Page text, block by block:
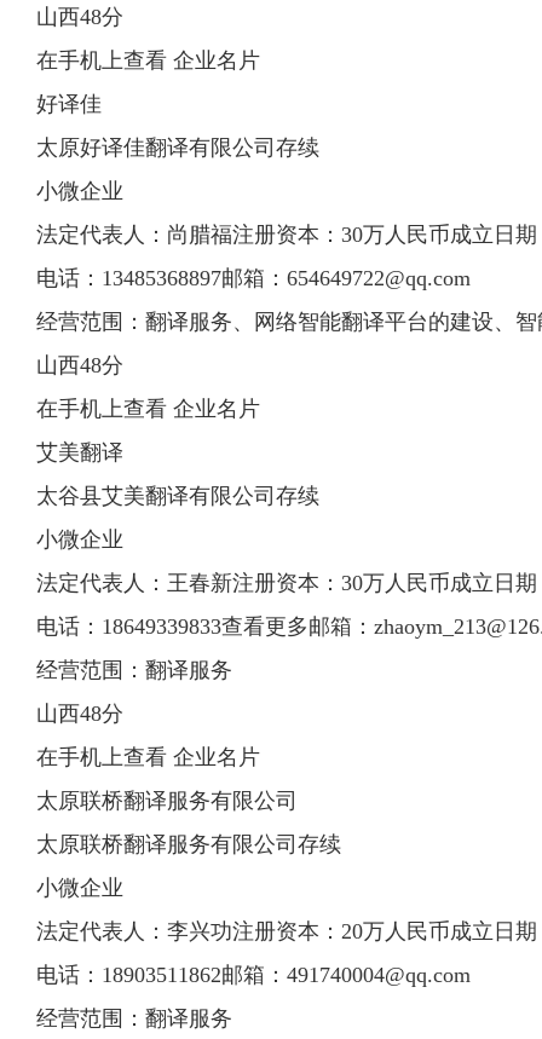
山西48分
在手机上查看 企业名片
好译佳
太原好译佳翻译有限公司存续
小微企业
法定代表人：尚腊福注册资本：30万人民币成立日期
电话：13485368897邮箱： 654649722@qq.com
经营范围：翻译服务、网络智能翻译平台的建设、
山西48分
在手机上查看 企业名片
艾美翻译
太谷县艾美翻译有限公司存续
小微企业
法定代表人：王春新注册资本：30万人民币成立日期
电话：18649339833查看更多邮箱：
经营范围：翻译服务
山西48分
在手机上查看 企业名片
太原联桥翻译服务有限公司
太原联桥翻译服务有限公司存续
小微企业
法定代表人：李兴功注册资本：20万人民币成立日期
电话：18903511862邮箱： 491740004@qq.com
经营范围：翻译服务